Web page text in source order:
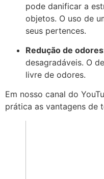
pode danificar a
objetos. O uso de
seus pertences.
Redução de
desagradáveis. O
livre de odores.
Em nosso canal do
prática as vantagens de